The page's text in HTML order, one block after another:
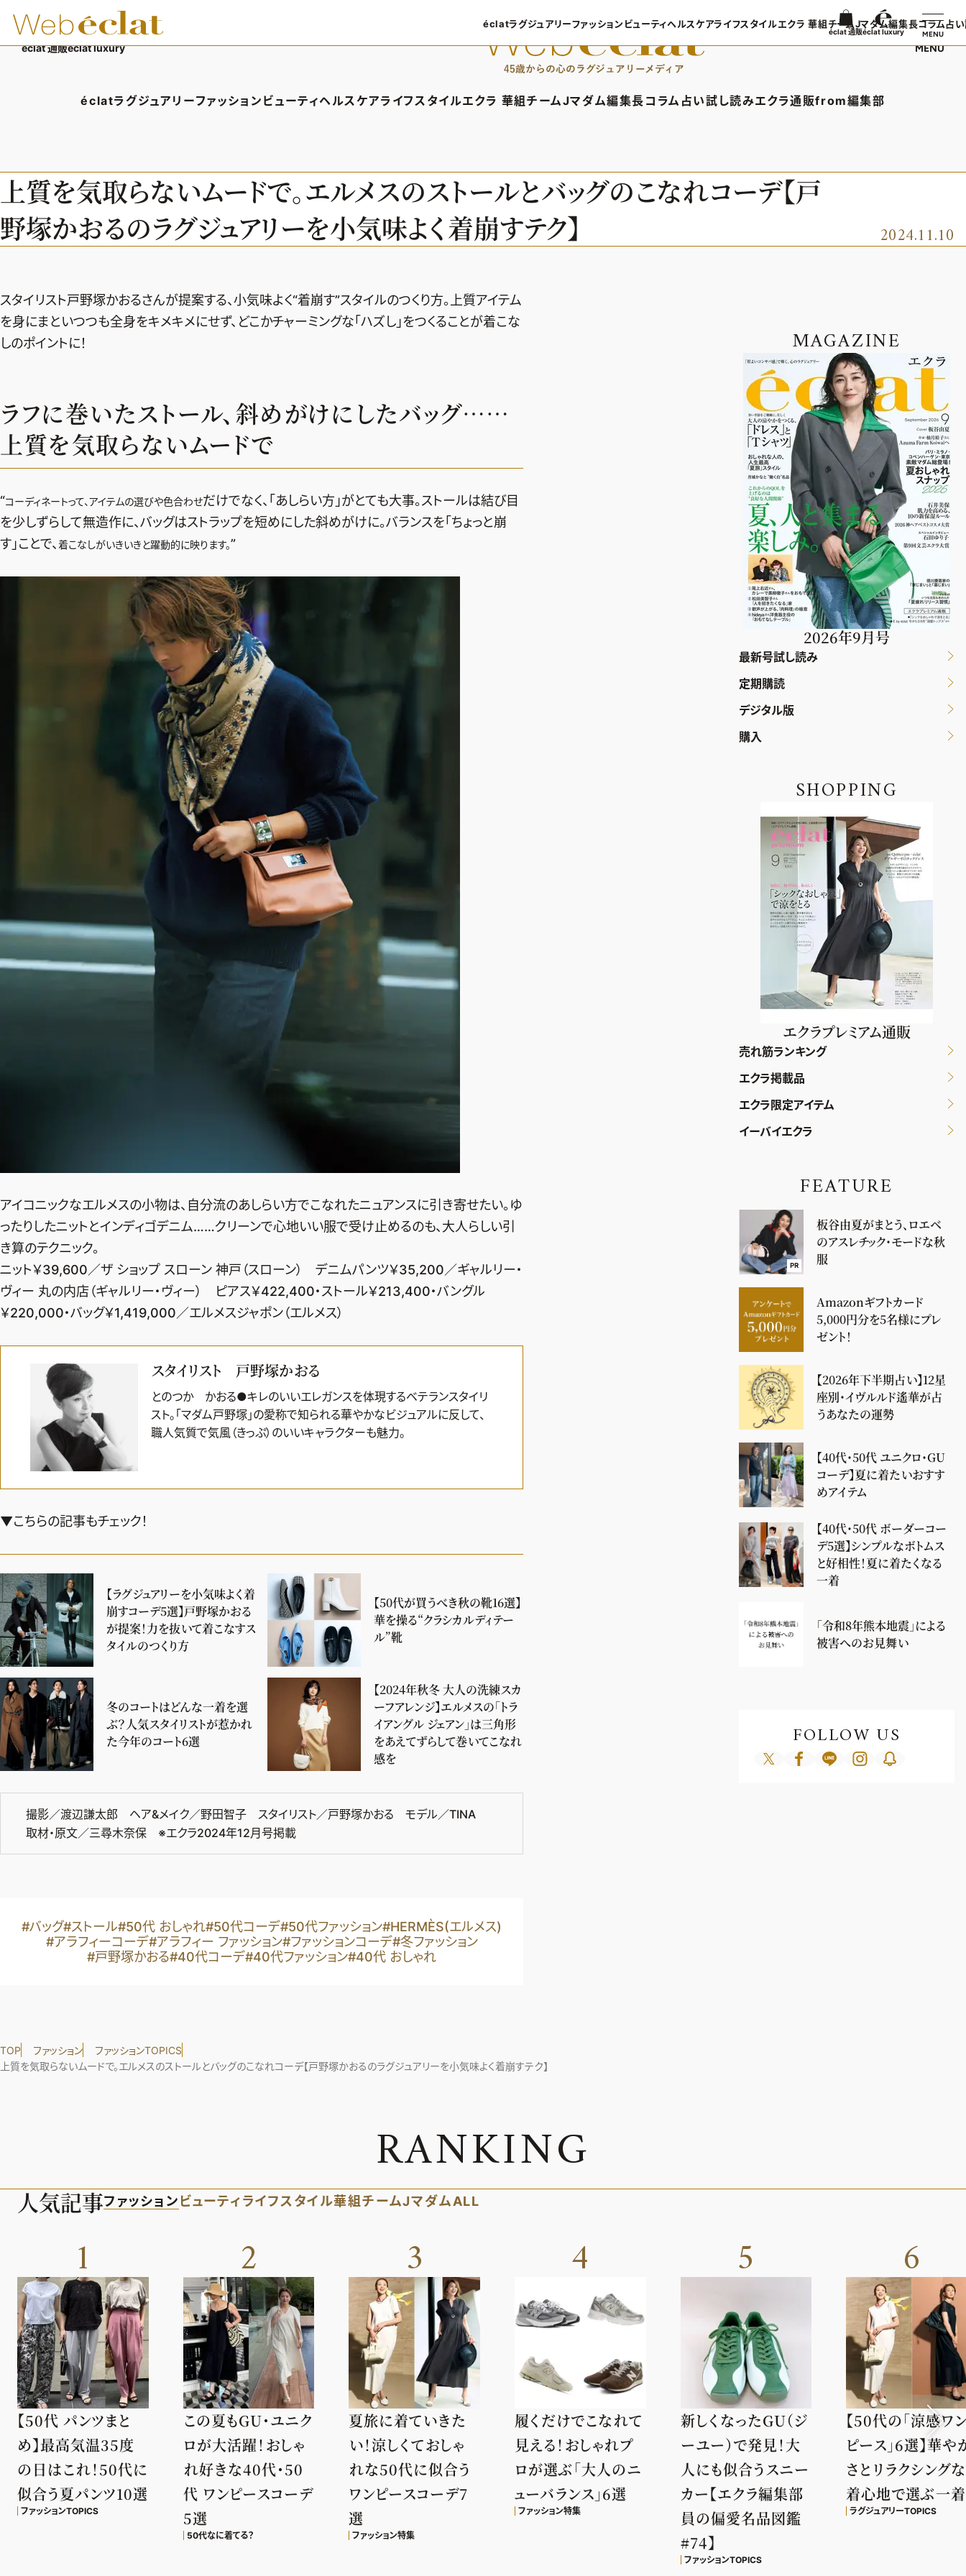
éclat 通販éclat luxury MENU
éclatラグジュアリー
ラグジュアリーTOPICS
NEOエグゼスタイル
ファッション
ファッションTOPICS
8月の毎日コーデ
50代なに着てる？
ファッション特集
ビューティ
ヘアスタイル・ヘアケア
エイジングケア
メイク
50代ベストコスメ
ヘルスケア
ヘルスケアTOPICS
更年期
ストレッチ・エクササイズ
ダイエット
ライフスタイル
車・家電
ゴルフ
住まい
旅行＆グルメ
50代のお悩み
エクラ 華組
エクラ 華組メンバー一覧
エクラ 華組ランキング
チームJマダム
チームJマダムメンバー一覧
チームJマダムランキング
チームJマダム特集
編集長コラム
あら、素敵☆ 手帖
占い
イヴルルド遙華の12星座占い
試し読みエクラ通販
エクラプレミアムNEWS
通販ランキング
エクラプレミアム通販
from編集部
インフォメーション
éclatラグジュアリー
éclatラグジュアリーTOP
ラグジュアリーTOPICS
ファッション
ファッションTOP
ファッションTOPICS
ビューティ
ビューティTOP
ヘアスタイル・ヘアケア
ヘルスケア
ヘルスケアTOP
ヘルスケアTOPICS
50代健康のお悩み
ライフスタイル
車・家電
カルチャー
エクラ 華組
エクラ 華組メンバー一覧
チームJマダム
チームJマダムメンバー一
編集長コラム占い
éclat 通販éclat luxury MENU
上質を気取らないムードで。エルメスのストールとバッグのこなれコーデ【戸
野塚かおるのラグジュアリーを小気味よく着崩すテク】
2024.11.10
スタイリスト戸野塚かおるさんが提案する、小気味よく“着崩す”スタイルのつくり方。上質アイテム
を身にまといつつも全身をキメキメにせず、どこかチャーミングな「ハズし」をつくることが着こな
しのポイントに！
ラフに巻いたストール、斜めがけにしたバッグ……
上質を気取らないムードで
“コーディネートって、アイテムの選びや色合わせだけでなく、「あしらい方」がとても大事。ストールは結び目
を少しずらして無造作に、バッグはストラップを短めにした斜めがけに。バランスを「ちょっと崩
す」ことで、 着こなしがいきいきと躍動的に映ります。”
アイコニックなエルメスの小物は、自分流のあしらい方でこなれたニュアンスに引き寄せたい。ゆ
ったりしたニットとインディゴデニム……クリーンで心地いい服で受け止めるのも、大人らしい引
き算のテクニック。
ニット￥39,600／ザ ショップ スローン 神戸（スローン） デニムパンツ￥35,200／ギャルリー・
ヴィー 丸の内店（ギャルリー・ヴィー） ピアス￥422,400・ストール￥213,400・バングル
￥220,000・バッグ￥1,419,000／エルメスジャポン（エルメス）
スタイリスト 戸野塚かおる
とのつか かおる●キレのいいエレガンスを体現するベテランスタイリ
スト。「マダム戸野塚」の愛称で知られる華やかなビジュアルに反して、
職人気質で気風（きっぷ）のいいキャラクターも魅力。
▼こちらの記事もチェック！
【ラグジュアリーを小気味よく着
崩すコーデ5選】戸野塚かおる
が提案！力を抜いて着こなすス
タイルのつくり方
【50代が買うべき秋の靴16選】
華を操る“クラシカルディテー
ル”靴
冬のコートはどんな一着を選
ぶ？人気スタイリストが惹かれ
た今年のコート6選
【2024年秋冬 大人の洗練スカ
ーフアレンジ】エルメスの「トラ
イアングル ジェアン」は三角形
をあえてずらして巻いてこなれ
感を
撮影／渡辺謙太郎 ヘア&メイク／野田智子 スタイリスト／戸野塚かおる モデル／TINA
取材・原文／三尋木奈保 ※エクラ2024年12月号掲載
#バッグ#ストール#50代 おしゃれ#50代コーデ#50代ファッション#HERMÈS(エルメス)
#アラフィーコーデ#アラフィー ファッション#ファッションコーデ#冬ファッション
#戸野塚かおる#40代コーデ#40代ファッション#40代 おしゃれ
TOP ファッション
ファッションTOPICS
上質を気取らないムードで。エルメスのストールとバッグのこなれコーデ【戸野塚かおるのラグジュアリーを小気味よく着崩すテク】
MAGAZINE
2026年9月号
最新号試し読み
定期購読
デジタル版
購入
SHOPPING
エクラプレミアム通販
売れ筋ランキング
エクラ掲載品
エクラ限定アイテム
イーバイエクラ
FEATURE
PR
板谷由夏がまとう、ロエベ
のアスレチック・モードな秋
服
Amazonギフトカード
5,000円分を5名様にプレ
ゼント！
【2026年下半期占い】12星
座別・イヴルルド遙華が占
うあなたの運勢
【40代・50代 ユニクロ・GU
コーデ】夏に着たいおすす
めアイテム
【40代・50代 ボーダーコー
デ5選】シンプルなボトムス
と好相性！夏に着たくなる
一着
「令和8年熊本地震」による
被害へのお見舞い
FOLLOW US
RANKING
人気記事ファッション ビューティライフスタイル華組チームJマダムALL
1
【50代 パンツまと
め】最高気温35度
の日はこれ！50代に
似合う夏パンツ10選
ファッションTOPICS
2
この夏もGU・ユニク
ロが大活躍！おしゃ
れ好きな40代・50
代 ワンピースコーデ
5選
50代なに着てる？
3
夏旅に着ていきた
い！涼しくておしゃ
れな50代に似合う
ワンピースコーデ7
選
ファッション特集
4
履くだけでこなれて
見える！おしゃれプ
ロが選ぶ「大人のニ
ューバランス」6選
ファッション特集
5
新しくなったGU（ジ
ーユー）で発見！大
人にも似合うスニー
カー【エクラ編集部
員の偏愛名品図鑑
#74】
ファッションTOPICS
6
【50代の「涼感ワ
ピース」6選】華や
さとリラクシングな
着心地で選ぶ一着
ラグジュアリーTOPICS